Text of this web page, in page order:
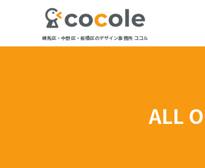
練馬区・中野区・板橋区のデザイン事務所 ココル
ALL